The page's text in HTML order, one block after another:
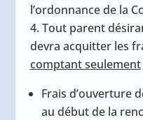
l’ordonnance de la
Tout parent
devra acquitter les
comptant seulement
Frais d’ouverture
au début de la